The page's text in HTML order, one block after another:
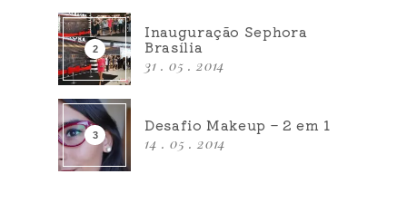
Inauguração Sephora
Brasília
31 . 05 . 2014
Desafio Makeup – 2 em 1
14 . 05 . 2014